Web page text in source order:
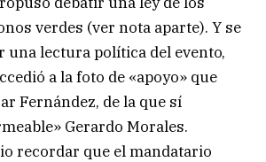
verdes (ver nota aparte). Y se
una lectura política del evento,
a la foto de «apoyo» que
Fernández, de la que sí
Gerardo Morales.
recordar que el mandatario